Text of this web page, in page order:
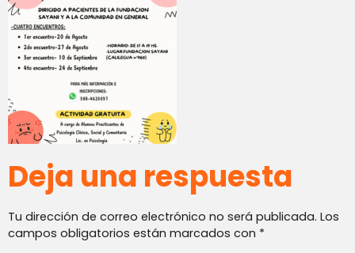
Deja una respuesta
Tu dirección de correo electrónico no será publicada. Los
campos obligatorios están marcados con *